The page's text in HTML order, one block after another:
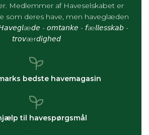
Medlemmer af Haveselskabet er
som deres have, men haveglæden
- 𝘰𝘮𝘵𝘢𝘯𝘬𝘦 - 𝘧æ𝘭𝘭𝘦𝘴𝘴𝘬𝘢𝘣 -
𝘵𝘳𝘰𝘷ær𝘥𝘪𝘨𝘩𝘦𝘥
bedste havemagasin
til havespørgsmål